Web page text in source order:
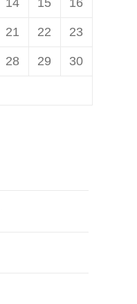
14 15 16
21 22 23
28 29 30